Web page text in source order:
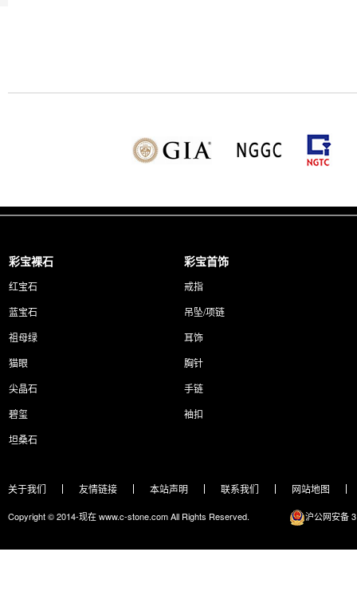
彩宝裸石
红宝石
蓝宝石
祖母绿
猫眼
尖晶石
碧玺
坦桑石
彩宝首饰
戒指
吊坠/项链
耳饰
胸针
手链
袖扣
关于我们 友情链接 本站声明 联系我们 网站地图
Copyright © 2014-现在 www.c-stone.com All Rights Reserved. 沪公网安备